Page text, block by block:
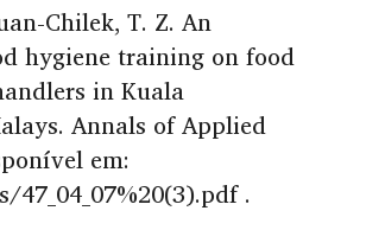
Chilek, T. Z. An
hygiene training on food
in Kuala
Annals of Applied
em:
.